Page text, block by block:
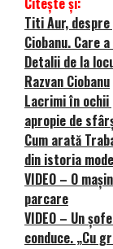
Titi Aur,
Ciobanu. Care
Detalii de la
Razvan Ciobanu
Lacrimi în
apropie de
Cum arată
din istoria
VIDEO – O
parcare
VIDEO – Un
conduce. „Cu